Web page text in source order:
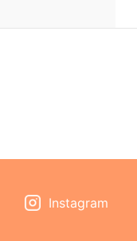
Instagram